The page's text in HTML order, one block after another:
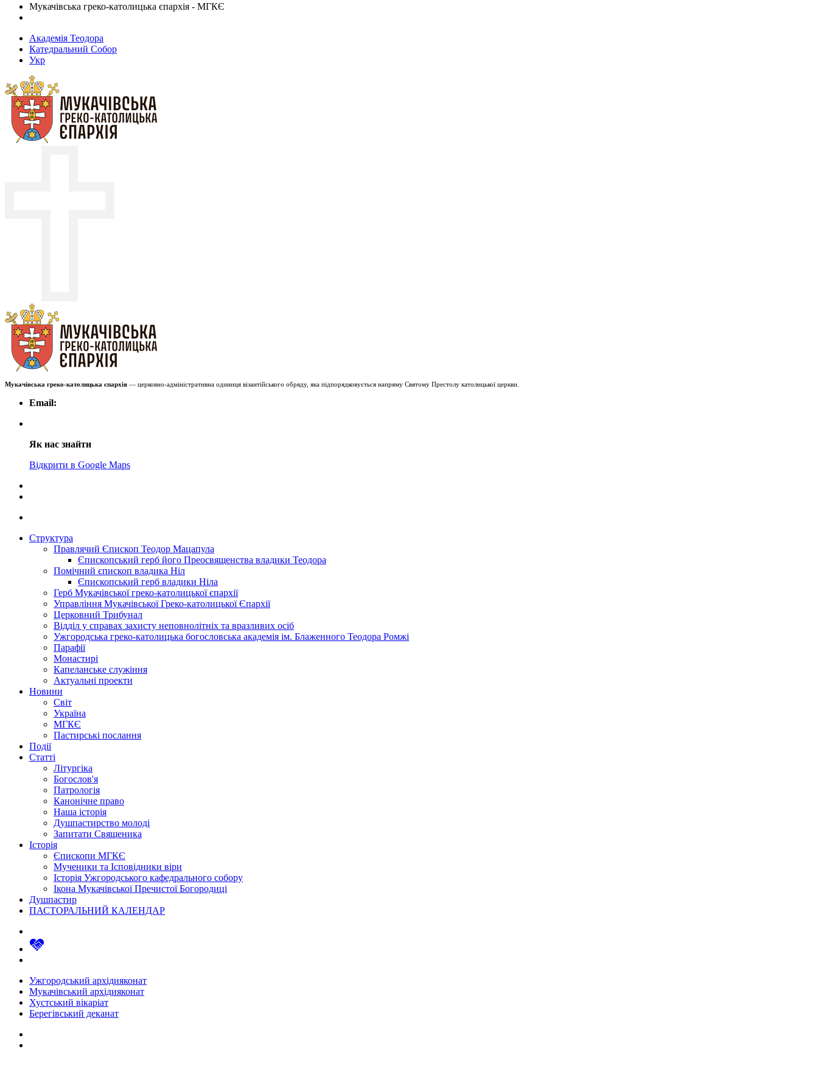
Мукачівська греко-католицька єпархія - МГКЄ
Академія Теодора
Катедральний Собор
Укр
Мукачівська греко-католицька єпархія — церковно-адміністративна одиниця візантійського обряду, яка підпорядковується напряму Святому Престолу католицької церкви.
Email:
Як нас знайти
Відкрити в Google Maps
Структура
Правлячий Єпископ Теодор Мацапула
Єпископський герб його Преосвященства владики Теодора
Помічний єпископ владика Ніл
Єпископський герб владики Ніла
Герб Мукачівської греко-католицької єпархії
Управління Мукачівської Греко-католицької Єпархії
Церковний Трибунал
Відділ у справах захисту неповнолітніх та вразливих осіб
Ужгородська греко-католицька богословська академія ім. Блаженного Теодора Ромжі
Парафії
Монастирі
Капеланське служіння
Актуальні проекти
Новини
Світ
Україна
МГКЄ
Пастирські послання
Події
Статті
Літургіка
Богослов'я
Патрологія
Канонічне право
Наша історія
Душпастирство молоді
Запитати Священика
Історія
Єпископи МГКЄ
Мученики та Ісповідники віри
Історія Ужгородського кафедрального собору
Ікона Мукачівської Пречистої Богородиці
Душпастир
ПАСТОРАЛЬНИЙ КАЛЕНДАР
Ужгородський архідияконат
Мукачівський архідияконат
Хустський вікаріат
Берегівський деканат